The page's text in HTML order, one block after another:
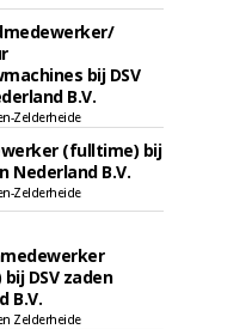
bij DSV
B.V.
Zelderheide
(fulltime) bij
Nederland B.V.
Zelderheide
DSV zaden
B.V.
Zelderheide